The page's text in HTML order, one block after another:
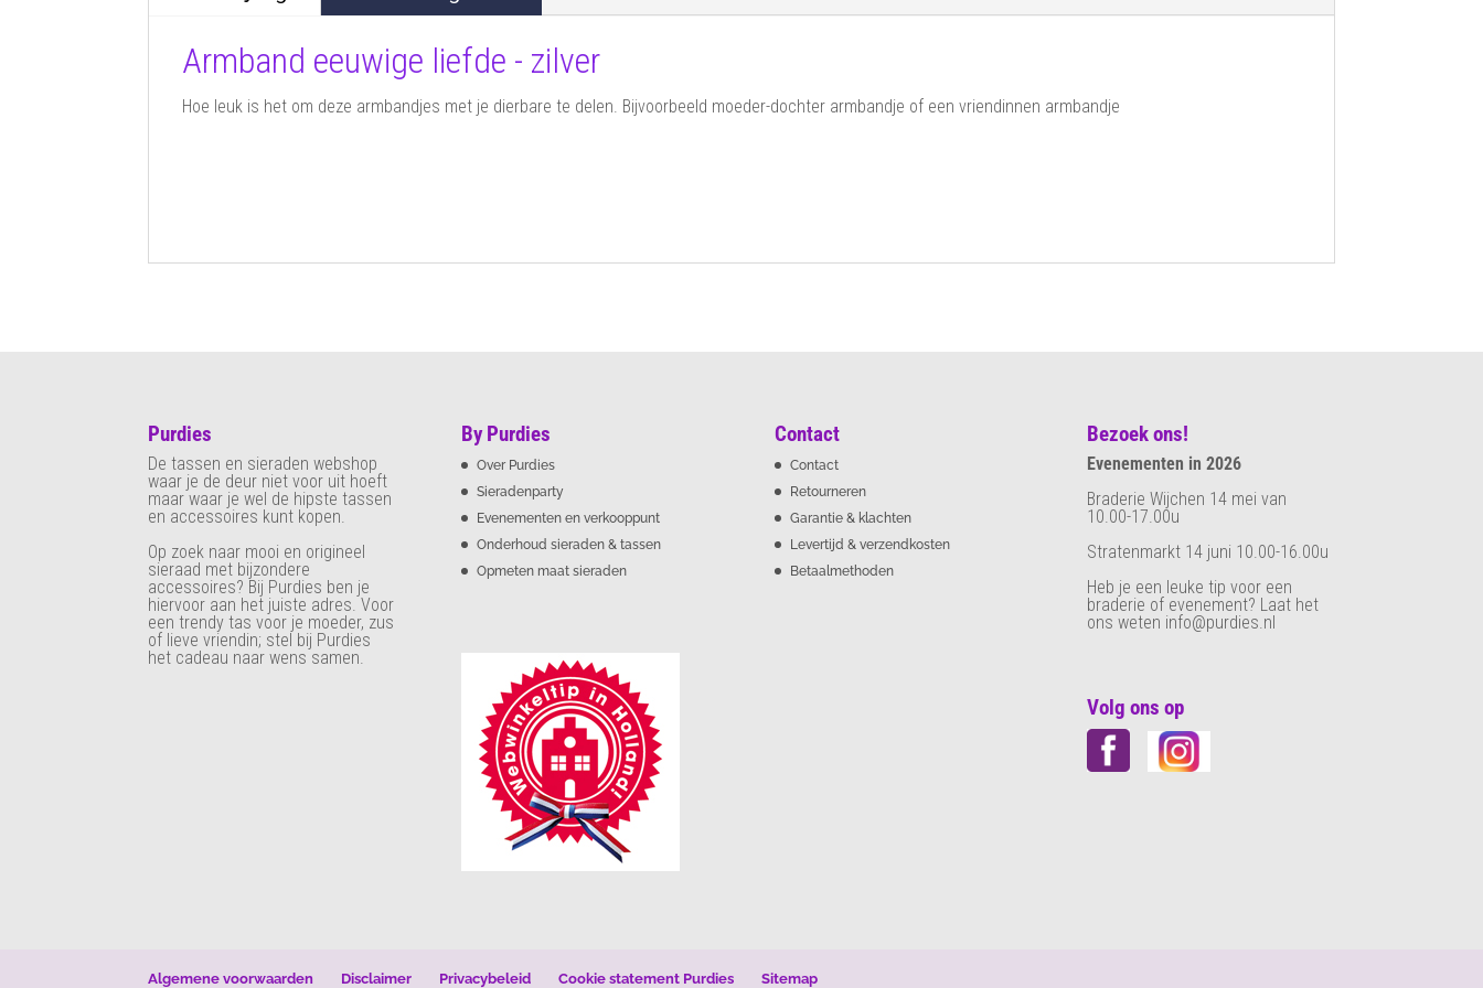
Armband eeuwige liefde - zilver
Hoe leuk is het om deze armbandjes met je dierbare te delen. Bijvoorbeeld moeder-dochter armbandje of een vriendinnen armbandje
Purdies
De tassen en sieraden webshop
waar je de deur niet voor uit hoeft
maar waar je wel de hipste tassen
en accessoires kunt kopen.
Op zoek naar mooi en origineel
sieraad met bijzondere
accessoires? Bij Purdies ben je
hiervoor aan het juiste adres. Voor
een trendy tas voor je moeder, zus
of lieve vriendin; stel bij Purdies
het cadeau naar wens samen.
By Purdies
Over Purdies
Sieradenparty
Evenementen en verkooppunt
Onderhoud sieraden & tassen
Opmeten maat sieraden
Contact
Contact
Retourneren
Garantie & klachten
Levertijd & verzendkosten
Betaalmethoden
Bezoek ons!
Evenementen in 2026
Braderie Wijchen 14 mei van
10.00-17.00u
Stratenmarkt 14 juni 10.00-16.00u
Heb je een leuke tip voor een
braderie of evenement? Laat het
ons weten info@purdies.nl
Volg ons op
Algemene voorwaarden Disclaimer Privacybeleid Cookie statement Purdies Sitemap